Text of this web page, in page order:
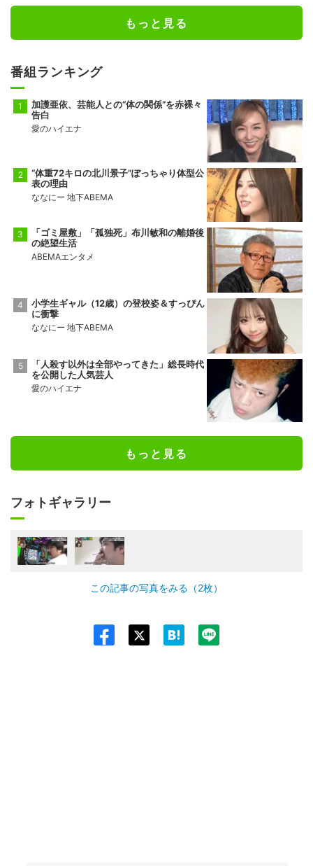
もっと見る
番組ランキング
加護亜依、芸能人との“体の関係”を赤裸々
告白
愛のハイエナ
“体重72キロの北川景子”ぽっちゃり体型公
表の理由
ななにー 地下ABEMA
「ゴミ屋敷」「孤独死」布川敏和の離婚後
の絶望生活
ABEMAエンタメ
小学生ギャル（12歳）の登校姿＆すっぴん
に衝撃
ななにー 地下ABEMA
「人殺す以外は全部やってきた」総長時代
を公開した人気芸人
愛のハイエナ
もっと見る
フォトギャラリー
この記事の写真をみる（2枚）